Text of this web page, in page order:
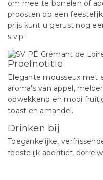
om mee te borrelen of
proosten op een
prijs kunt u gerust nog
s.v.p.!
Proefnotitie
Elegante mousseux met
aroma's van appel,
opwekkend en mooi
toast en amandel.
Drinken bij
Toegankelijke,
feestelijk aperitief,